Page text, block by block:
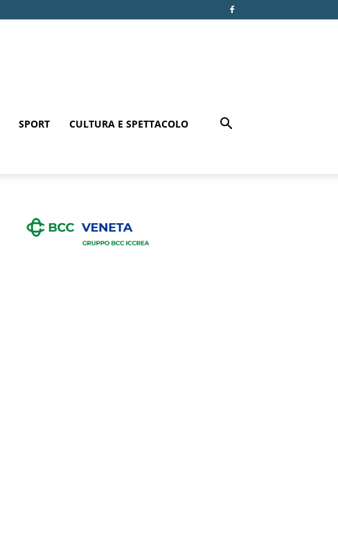
SPORT CULTURA E SPETTACOLO